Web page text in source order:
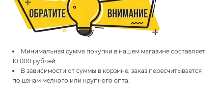
Минимальная сумма покупки в нашем магазине составляет
10 000 рублей.
В зависимости от суммы в корзине, заказ пересчитывается
по ценам мелкого или крупного опта.